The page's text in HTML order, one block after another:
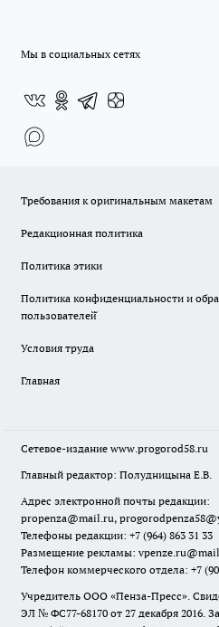
Мы в социальных сетях
Требования к оригинальным макетам
Редакционная политика
Политика этики
Политика конфиденциальности и
пользователей̆
Условия труда
Главная
Сетевое-издание www.progorod58.ru
Главный редактор: Полудницына Е.В.
Адрес электронной почты редакции:
propenza@mail.ru,
Телефоны редакции: +7 (964) 863 31 33
Размещение рекламы:
Телефон коммерческого отдела: +7
Учредитель ООО «Пенза-Пресс».
ЭЛ № ФС77-68170 от 27 декабря 2016.